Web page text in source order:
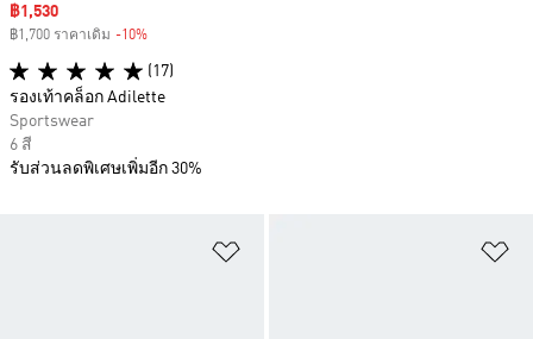
Sale price
฿1,530
฿1,700 ราคาเดิม -10%
(17)
รองเท้าคล็อก Adilette
Sportswear
6 สี
รับส่วนลดพิเศษเพิ่มอีก 30%